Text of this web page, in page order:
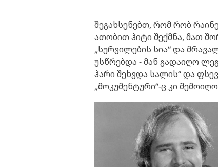
შეგახსენებთ, რომ რობ
ათობით ჰიტი შექმნა, მათ
„სურვილების სია“ და
უსწრებდა - მან გადაიღო
ჰარი შეხვდა სალის“ და
„მოკუმენტური“-ც კი